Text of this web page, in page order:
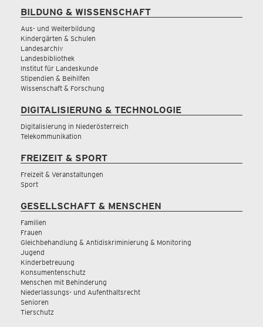
BILDUNG & WISSENSCHAFT
Aus- und Weiterbildung
Kindergärten & Schulen
Landesarchiv
Landesbibliothek
Institut für Landeskunde
Stipendien & Beihilfen
Wissenschaft & Forschung
DIGITALISIERUNG & TECHNOLOGIE
Digitalisierung in Niederösterreich
Telekommunikation
FREIZEIT & SPORT
Freizeit & Veranstaltungen
Sport
GESELLSCHAFT & MENSCHEN
Familien
Frauen
Gleichbehandlung & Antidiskriminierung & Monitoring
Jugend
Kinderbetreuung
Konsumentenschutz
Menschen mit Behinderung
Niederlassungs- und Aufenthaltsrecht
Senioren
Tierschutz